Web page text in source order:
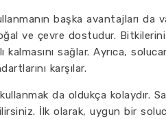
başka avantajları da
ve çevre dostudur.
kalmasını sağlar. Ayrıca,
karşılar.
da oldukça kolaydır.
İlk olarak, uygun bir